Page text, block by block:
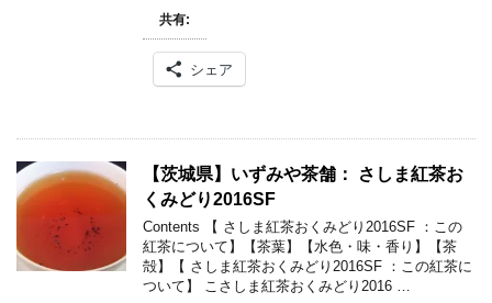
共有:
シェア
【茨城県】いずみや茶舗： さしま紅茶お
くみどり2016SF
Contents 【 さしま紅茶おくみどり2016SF ：この
紅茶について】【茶葉】【水色・味・香り】【茶
殻】【 さしま紅茶おくみどり2016SF ：この紅茶に
ついて】 こさしま紅茶おくみどり2016 …